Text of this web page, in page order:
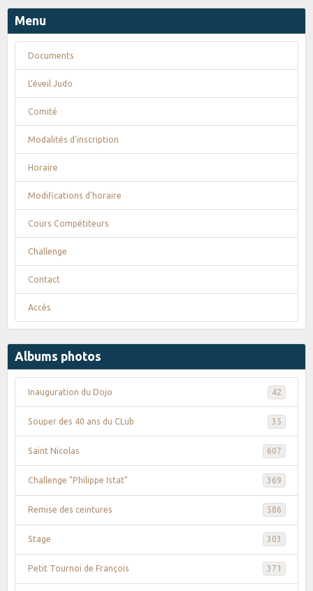
Menu
Documents
L'éveil Judo
Comité
Modalités d'inscription
Horaire
Modifications d'horaire
Cours Compétiteurs
Challenge
Contact
Accès
Albums photos
Inauguration du Dojo 42
Souper des 40 ans du CLub 35
Saint Nicolas 607
Challenge "Philippe Istat" 369
Remise des ceintures 586
Stage 303
Petit Tournoi de François 371